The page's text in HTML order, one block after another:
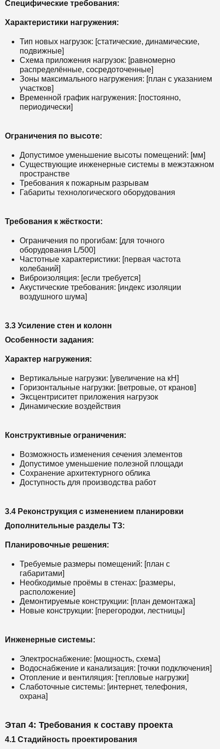
Специфические требования:
Характеристики нагружения:
Тип новых нагрузок: [статические, динамические,
подвижные]
Схема приложения нагрузок: [равномерно
распределённые, сосредоточенные]
Зоны максимального нагружения: [план с указанием
участков]
Временной график нагружения: [постоянно,
периодически]
Ограничения по высоте:
Допустимое уменьшение высоты помещений: [мм]
Существующие инженерные системы в межэтажном
пространстве
Требования к пожарным разрывам
Габариты технологического оборудования
Требования к жёсткости:
Ограничения по прогибам: [для точного
оборудования L/500]
Частотные характеристики: [первая частота
колебаний]
Виброизоляция: [если требуется]
Акустические требования: [индекс изоляции
воздушного шума]
3.3 Усиление стен и колонн
Особенности задания:
Характер нагружения:
Вертикальные нагрузки: [увеличение на кН]
Горизонтальные нагрузки: [ветровые, от кранов]
Эксцентриситет приложения нагрузок
Динамические воздействия
Конструктивные ограничения:
Возможность изменения сечения элементов
Допустимое уменьшение полезной площади
Сохранение архитектурного облика
Доступность для производства работ
3.4 Реконструкция с изменением планировки
Дополнительные разделы ТЗ:
Планировочные решения:
Требуемые размеры помещений: [план с
габаритами]
Необходимые проёмы в стенах: [размеры,
расположение]
Демонтируемые конструкции: [план демонтажа]
Новые конструкции: [перегородки, лестницы]
Инженерные системы:
Электроснабжение: [мощность, схема]
Водоснабжение и канализация: [точки подключения]
Отопление и вентиляция: [тепловые нагрузки]
Слаботочные системы: [интернет, телефония,
охрана]
Этап 4: Требования к составу проекта
4.1 Стадийность проектирования